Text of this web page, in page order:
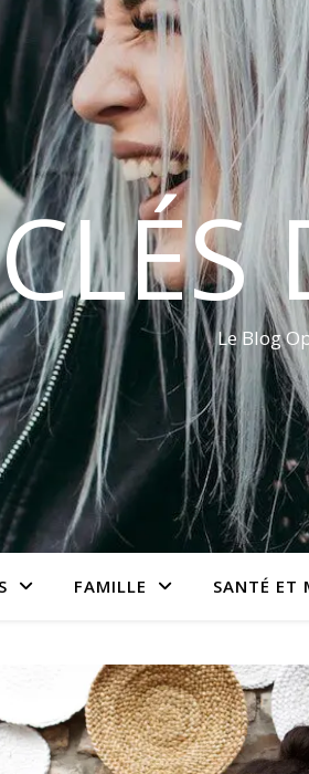
Le Blog
FAMILLE SANTÉ ET